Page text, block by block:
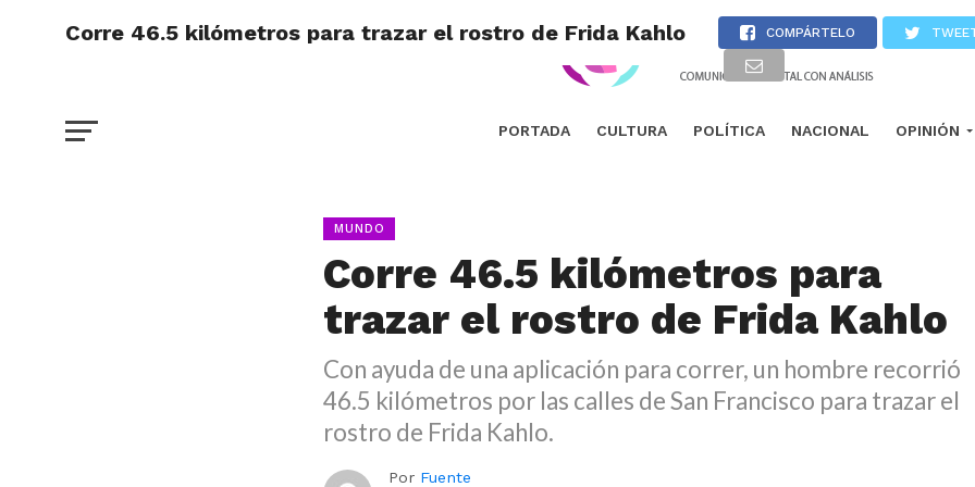
PORTADA CULTURA POLÍTICA NACIONAL OPINIÓN
Corre 46.5 kilómetros para trazar el rostro de Frida Kahlo COMPÁRTELO
MUNDO
Corre 46.5 kilómetros para
trazar el rostro de Frida Kahlo
Con ayuda de una aplicación para correr, un hombre recorrió
46.5 kilómetros por las calles de San Francisco para trazar el
rostro de Frida Kahlo.
Por Fuente